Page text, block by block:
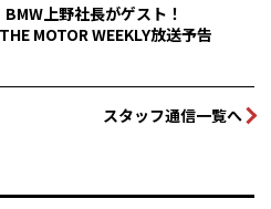
BMW上野社長がゲスト！
MOTOR WEEKLY放送予告
スタッフ通信一覧へ